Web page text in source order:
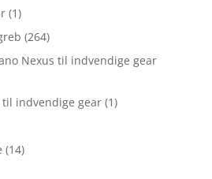
(1)
(264)
Nexus til indvendige gear
indvendige gear (1)
(14)